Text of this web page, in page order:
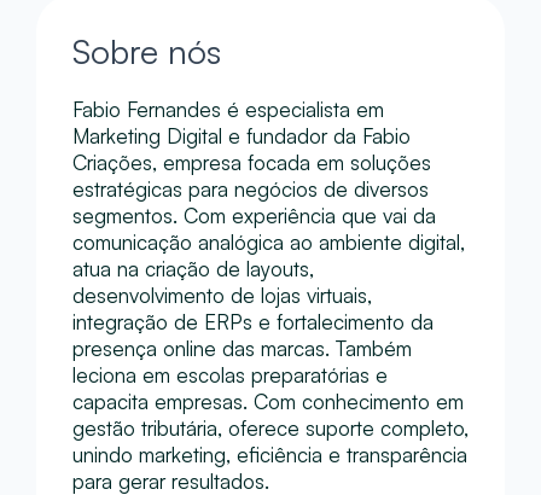
Sobre nós
Fabio Fernandes é especialista em
Marketing Digital e fundador da Fabio
Criações, empresa focada em soluções
estratégicas para negócios de diversos
segmentos. Com experiência que vai da
comunicação analógica ao ambiente digital,
atua na criação de layouts,
desenvolvimento de lojas virtuais,
integração de ERPs e fortalecimento da
presença online das marcas. Também
leciona em escolas preparatórias e
capacita empresas. Com conhecimento em
gestão tributária, oferece suporte completo,
unindo marketing, eficiência e transparência
para gerar resultados.